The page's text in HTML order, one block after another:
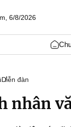
6/8/2026
Diễn đàn
nhân